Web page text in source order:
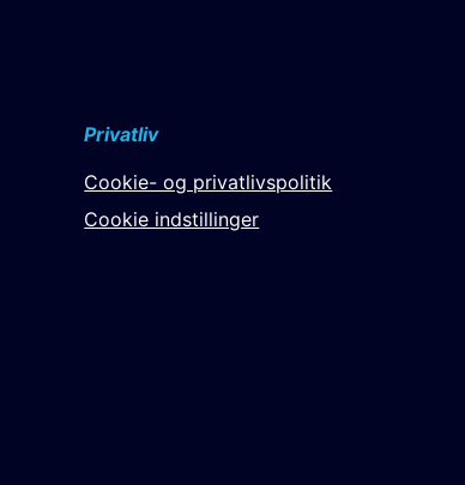
Privatliv
Cookie- og privatlivspolitik
Cookie indstillinger